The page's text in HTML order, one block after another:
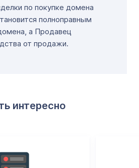
по покупке домена
полноправным
а Продавец
от продажи.
интересно